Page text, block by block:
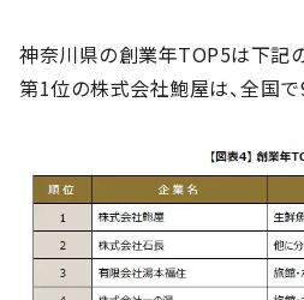
神奈川県の創業年TOP5は下記
第1位の株式会社鮑屋は、全国で